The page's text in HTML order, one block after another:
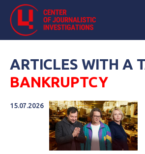
ARTICLES WITH A
BANKRUPTCY
15.07.2026